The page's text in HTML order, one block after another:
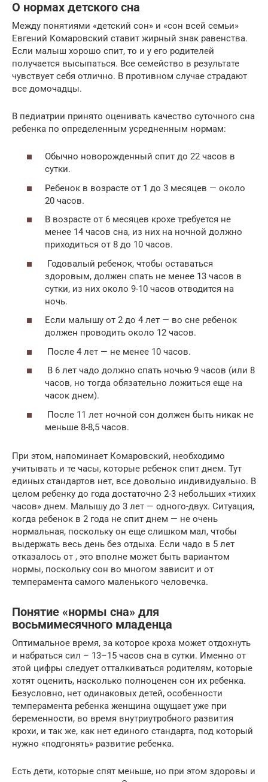
О нормах детского сна
Между понятиями «детский сон» и «сон всей семьи»
Евгений Комаровский ставит жирный знак равенства.
Если малыш хорошо спит, то и у его родителей
получается высыпаться. Все семейство в результате
чувствует себя отлично. В противном случае страдают
все домочадцы.
В педиатрии принято оценивать качество суточного сна
ребенка по определенным усредненным нормам:
Обычно новорожденный спит до 22 часов в
сутки.
Ребенок в возрасте от 1 до 3 месяцев — около
20 часов.
В возрасте от 6 месяцев крохе требуется не
менее 14 часов сна, из них на ночной должно
приходиться от 8 до 10 часов.
Годовалый ребенок, чтобы оставаться
здоровым, должен спать не менее 13 часов в
сутки, из них около 9-10 часов отводится на
ночь.
Если малышу от 2 до 4 лет — во сне ребенок
должен проводить около 12 часов.
После 4 лет — не менее 10 часов.
В 6 лет чадо должно спать ночью 9 часов (или 8
часов, но тогда обязательно ложиться еще на
часок днем).
После 11 лет ночной сон должен быть никак не
меньше 8-8,5 часов.
При этом, напоминает Комаровский, необходимо
учитывать и те часы, которые ребенок спит днем. Тут
единых стандартов нет, все довольно индивидуально. В
целом ребенку до года достаточно 2-3 небольших «тихих
часов» днем. Малышу до 3 лет — одного-двух. Ситуация,
когда ребенок в 2 года не спит днем — не очень
нормальная, поскольку он еще слишком мал, чтобы
выдержать весь день без отдыха. Если чадо в 5 лет
отказалось от , это вполне может быть вариантом
нормы, поскольку сон во многом зависит и от
темперамента самого маленького человечка.
Понятие «нормы сна» для
восьмимесячного младенца
Оптимальное время, за которое кроха может отдохнуть
и набраться сил – 13–15 часов сна в сутки. Именно от
этой цифры следует отталкиваться родителям, которые
хотят оценить, насколько полноценен сон их ребенка.
Безусловно, нет одинаковых детей, особенности
темперамента ребенка женщина ощущает уже при
беременности, во время внутриутробного развития
крохи, и так же, как нет единого стандарта, под который
нужно «подгонять» развитие ребенка.
Есть дети, которые спят меньше, но при этом здоровы и